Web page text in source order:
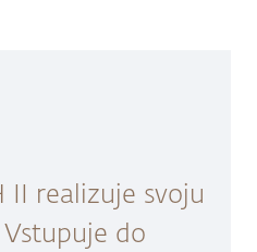
II realizuje svoju
do